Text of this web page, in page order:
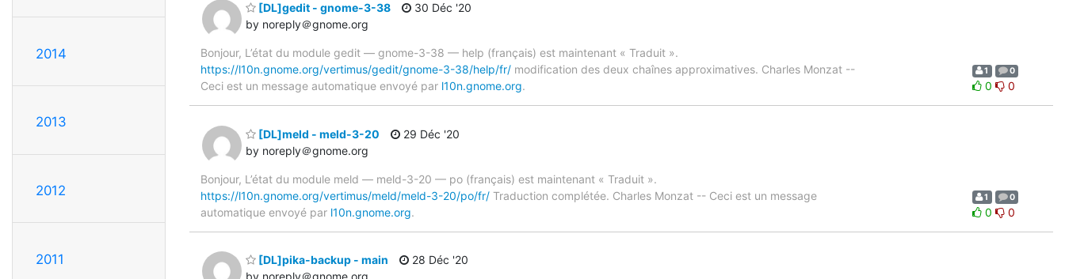
2014
2013
2012
2011
[DL]gedit - gnome-3-38
by noreply＠gnome.org
30 Déc '20
Bonjour, L’état du module gedit — gnome-3-38 — help (français) est maintenant « Traduit ».
https://l10n.gnome.org/vertimus/gedit/gnome-3-38/help/fr/ modification des deux chaînes approximatives. Charles Monzat --
Ceci est un message automatique envoyé par l10n.gnome.org.
1 0
0 0
[DL]meld - meld-3-20
by noreply＠gnome.org
29 Déc '20
Bonjour, L’état du module meld — meld-3-20 — po (français) est maintenant « Traduit ».
https://l10n.gnome.org/vertimus/meld/meld-3-20/po/fr/ Traduction complétée. Charles Monzat -- Ceci est un message
automatique envoyé par l10n.gnome.org.
1 0
0 0
[DL]pika-backup - main
28 Déc '20